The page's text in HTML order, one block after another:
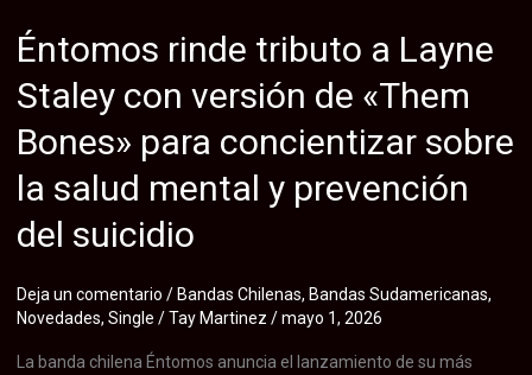
su
single
«Viral
una
canción
aborda
la
psicosis
Éntomos rinde tributo a Layne
Staley con versión de «Them
Bones» para concientizar sobre
la salud mental y prevención
del suicidio
Deja un comentario / Bandas Chilenas, Bandas Sudamericanas,
Novedades, Single /Tay Martinez /mayo 1, 2026
La banda chilena Éntomos anuncia el lanzamiento de su más